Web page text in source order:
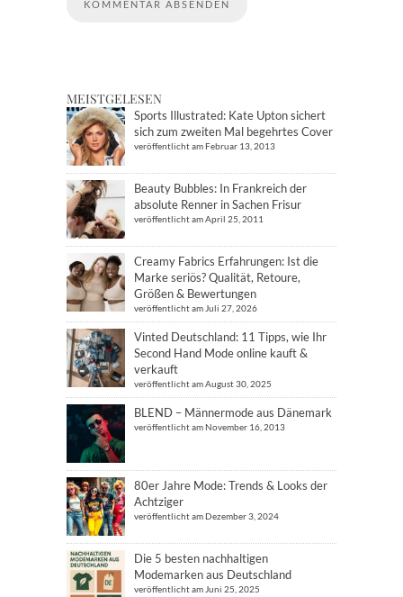
MEISTGELESEN
Sports Illustrated: Kate Upton sichert
sich zum zweiten Mal begehrtes Cover
veröffentlicht am Februar 13, 2013
Beauty Bubbles: In Frankreich der
absolute Renner in Sachen Frisur
veröffentlicht am April 25, 2011
Creamy Fabrics Erfahrungen: Ist die
Marke seriös? Qualität, Retoure,
Größen & Bewertungen
veröffentlicht am Juli 27, 2026
Vinted Deutschland: 11 Tipps, wie Ihr
Second Hand Mode online kauft &
verkauft
veröffentlicht am August 30, 2025
BLEND – Männermode aus Dänemark
veröffentlicht am November 16, 2013
80er Jahre Mode: Trends & Looks der
Achtziger
veröffentlicht am Dezember 3, 2024
Die 5 besten nachhaltigen
Modemarken aus Deutschland
veröffentlicht am Juni 25, 2025